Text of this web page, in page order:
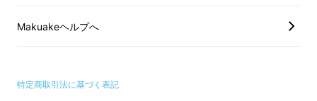
Makuakeヘルプへ
特定商取引法に基づく表記